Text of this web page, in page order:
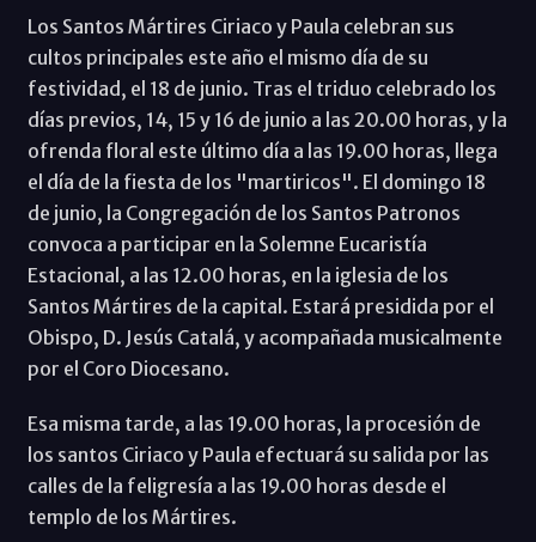
Los Santos Mártires Ciriaco y Paula celebran sus
cultos principales este año el mismo día de su
festividad, el 18 de junio. Tras el triduo celebrado los
días previos, 14, 15 y 16 de junio a las 20.00 horas, y la
ofrenda floral este último día a las 19.00 horas, llega
el día de la fiesta de los "martiricos". El domingo 18
de junio, la Congregación de los Santos Patronos
convoca a participar en la Solemne Eucaristía
Estacional, a las 12.00 horas, en la iglesia de los
Santos Mártires de la capital. Estará presidida por el
Obispo, D. Jesús Catalá, y acompañada musicalmente
por el Coro Diocesano.
Esa misma tarde, a las 19.00 horas, la procesión de
los santos Ciriaco y Paula efectuará su salida por las
calles de la feligresía a las 19.00 horas desde el
templo de los Mártires.